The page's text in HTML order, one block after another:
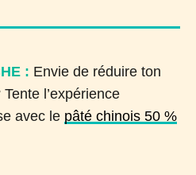
: Envie de réduire ton
l’expérience
avec le pâté chinois 50 %